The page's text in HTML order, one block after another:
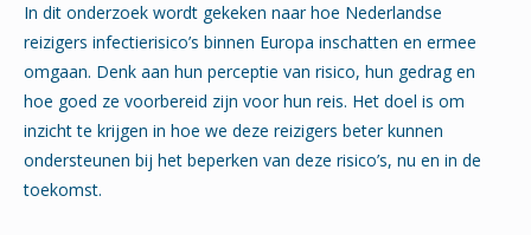
In dit onderzoek wordt gekeken naar hoe Nederlandse
reizigers infectierisico’s binnen Europa inschatten en ermee
omgaan. Denk aan hun perceptie van risico, hun gedrag en
hoe goed ze voorbereid zijn voor hun reis. Het doel is om
inzicht te krijgen in hoe we deze reizigers beter kunnen
ondersteunen bij het beperken van deze risico’s, nu en in de
toekomst.